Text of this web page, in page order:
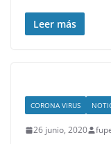
Leer más
CORONA VIRUS
26 junio, 2020